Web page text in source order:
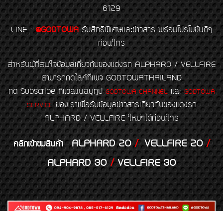
6129
LINE : @GODTOWA รับสิทธิพิเศษและข่าวสาร พร้อมโปรโมชั่นดีๆ
ก่อนใคร
สำหรับผู้ที่สนใจข้อมูลเกี่ยวกับของแต่งรถ ALPHARD / VELLFIRE
สามารถกดไลค์ที่เพจ GODTOWATHAILAND
กด Subscribe ที่แชลแนลยูทูป GODTOWA CHANNELและGODTOWA
SERVICEของเราเพื่อรับข้อมูลข่าวสารเกี่ยวกับของแต่งรถ
ALPHARD / VELLFIRE ใหม่ๆได้ก่อนใคร
คลิกเข้าชมสินค้า ALPHARD 20/VELLFIRE 20/
ALPHARD 30/VELLFIRE 30